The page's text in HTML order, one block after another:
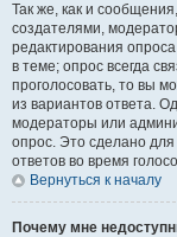
Так же, как и
создателями,
редактирования
в теме; опрос всегда
проголосовать, то вы
из вариантов ответа.
модераторы или
опрос. Это сделано
ответов во время
Вернуться к началу
Почему мне